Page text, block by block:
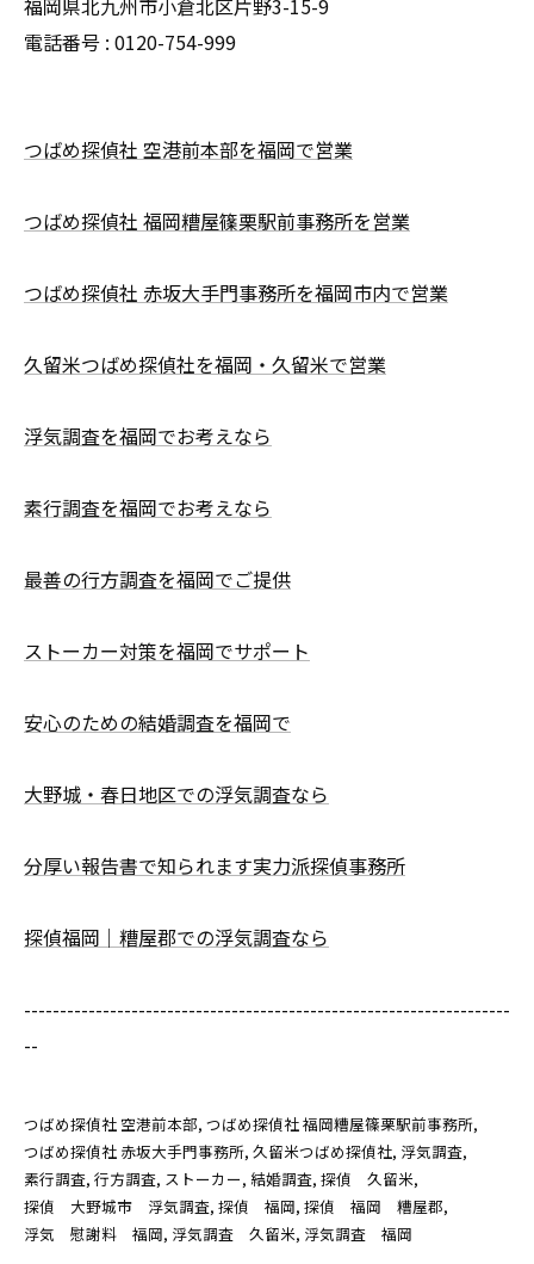
福岡県北九州市小倉北区片野3-15-9
電話番号 : 0120-754-999
つばめ探偵社 空港前本部を福岡で営業
つばめ探偵社 福岡糟屋篠栗駅前事務所を営業
つばめ探偵社 赤坂大手門事務所を福岡市内で営業
久留米つばめ探偵社を福岡・久留米で営業
浮気調査を福岡でお考えなら
素行調査を福岡でお考えなら
最善の行方調査を福岡でご提供
ストーカー対策を福岡でサポート
安心のための結婚調査を福岡で
大野城・春日地区での浮気調査なら
分厚い報告書で知られます実力派探偵事務所
探偵福岡｜糟屋郡での浮気調査なら
--------------------------------------------------------------------
--
つばめ探偵社 空港前本部 つばめ探偵社 福岡糟屋篠栗駅前事務所
つばめ探偵社 赤坂大手門事務所 久留米つばめ探偵社 浮気調査
素行調査 行方調査 ストーカー 結婚調査 探偵 久留米
探偵 大野城市 浮気調査 探偵 福岡 探偵 福岡 糟屋郡
浮気 慰謝料 福岡 浮気調査 久留米 浮気調査 福岡